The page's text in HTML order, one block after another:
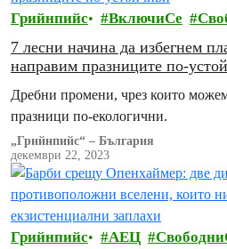
Грийнпийс ВключиСе
7 лесни начина да избегнем
направим празниците по-
Дребни промени, чрез които
празници по-екологични.
„Грийнпийс“ – България
декември 22, 2023
Грийнпийс АЕЦ